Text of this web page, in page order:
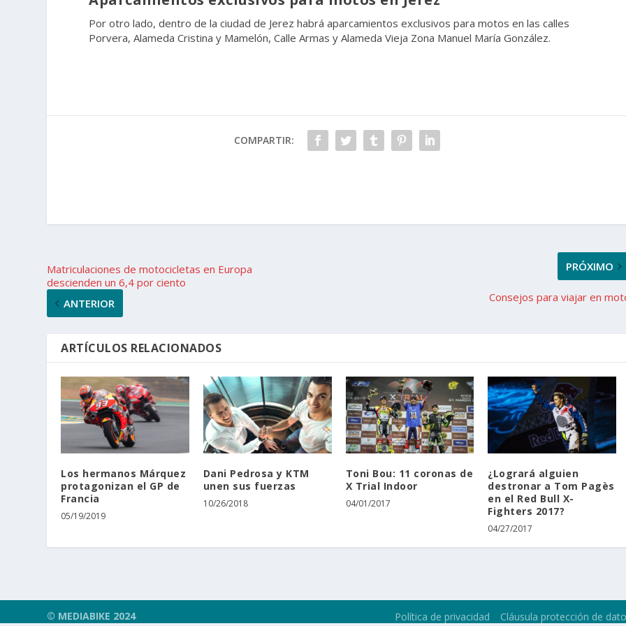
Por otro lado, dentro de la ciudad de Jerez habrá aparcamientos exclusivos para motos en las calles
Porvera, Alameda Cristina y Mamelón, Calle Armas y Alameda Vieja Zona Manuel María González.
COMPARTIR:
Matriculaciones de motocicletas en Europa
descienden un 6,4 por ciento
ANTERIOR
PRÓXIMO
Consejos para viajar en
ARTÍCULOS RELACIONADOS
Los hermanos Márquez
protagonizan el GP de
Francia
05/19/2019
Dani Pedrosa y KTM
unen sus fuerzas
10/26/2018
Toni Bou: 11 coronas de
X Trial Indoor
04/01/2017
¿Logrará alguien
destronar a Tom Pagès
en el Red Bull X-
Fighters 2017?
04/27/2017
© MEDIABIKE 2024 Política de privacidad Cláusula protección de